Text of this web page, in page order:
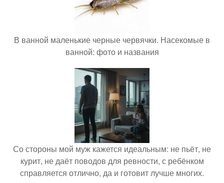
В ванной маленькие черные червячки. Насекомые в
ванной: фото и названия
Со стороны мой муж кажется идеальным: не пьёт, не
курит, не даёт поводов для ревности, с ребёнком
справляется отлично, да и готовит лучше многих.